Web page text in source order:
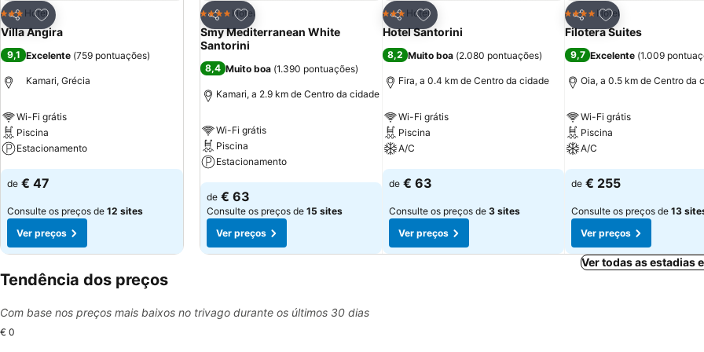
Partilhar
Adicionar aos favoritos
3 Estrelas
Hotel
Villa Angira
9,1 Excelente (759 pontuações)
Kamari, Grécia
Wi-Fi grátis
Piscina
Estacionamento
Ver preços
de € 47
Consulte os preços de 12 sites
Ver preços
Partilhar
Adicionar aos favoritos
4 EstrelasHotel
Smy Mediterranean White
Santorini
8,4 Muito boa (1.390 pontuações)
Kamari, a 2.9 km de Centro da cidade
Wi-Fi grátis
Piscina
Estacionamento
Ver preços
de € 63
Consulte os preços de 15 sites
Ver preços
Partilhar
Adicionar aos favoritos
3 Estrelas
Hotel
Hotel Santorini
8,2 Muito boa (2.080 pontuações)
Fira, a 0.4 km de Centro da cidade
Wi-Fi grátis
Piscina
A/C
Ver preços
de € 63
Consulte os preços de 3 sites
Ver preços
Partilhar
Adicionar aos
4 EstrelasHotel
Filotera Suites
9,7 Excelente (1.009
Oia, a 0.5 km de Centro da
Wi-Fi grátis
Piscina
A/C
Ver preços
de € 255
Consulte os preços de 13
Ver preços
Ver todas as estadias
Tendência dos preços
Com base nos preços mais baixos no trivago durante os últimos 30 dias
€ 0